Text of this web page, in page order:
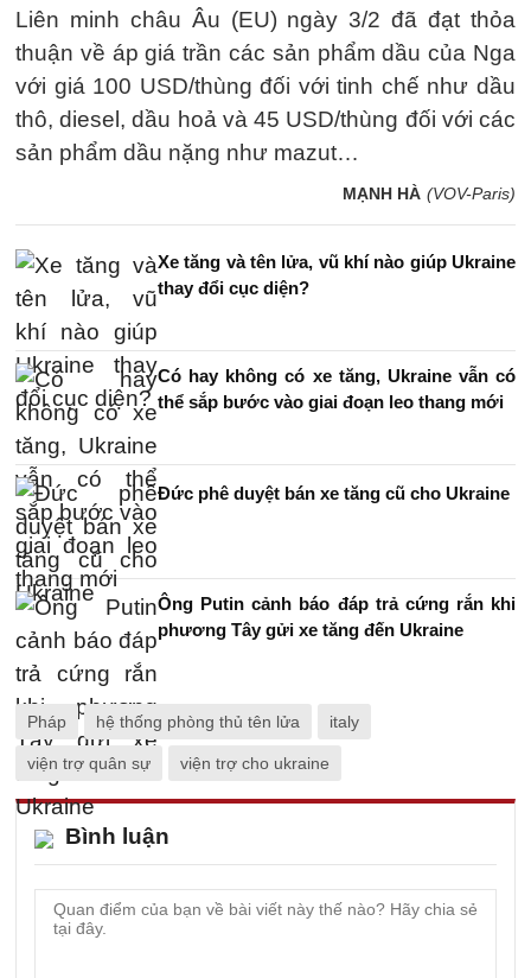
Liên minh châu Âu (EU) ngày 3/2 đã đạt thỏa
thuận về áp giá trần các sản phẩm dầu của Nga
với giá 100 USD/thùng đối với tinh chế như dầu
thô, diesel, dầu hoả và 45 USD/thùng đối với các
sản phẩm dầu nặng như mazut…
MẠNH HÀ (VOV-Paris)
Xe tăng và tên lửa, vũ khí nào giúp Ukraine
thay đổi cục diện?
Có hay không có xe tăng, Ukraine vẫn có
thể sắp bước vào giai đoạn leo thang mới
Đức phê duyệt bán xe tăng cũ cho Ukraine
Ông Putin cảnh báo đáp trả cứng rắn khi
phương Tây gửi xe tăng đến Ukraine
Pháp hệ thống phòng thủ tên lửa italy
viện trợ quân sự viện trợ cho ukraine
Bình luận